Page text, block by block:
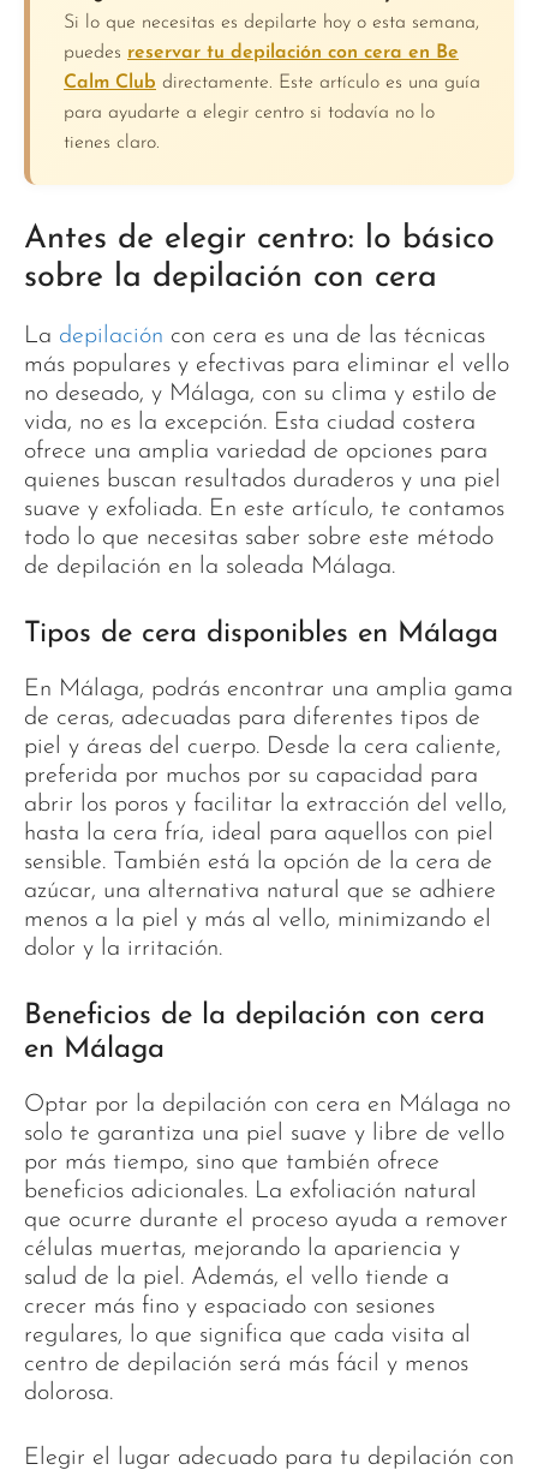
Si lo que necesitas es depilarte hoy o esta semana,
puedes reservar tu depilación con cera en Be
Calm Club directamente. Este artículo es una guía
para ayudarte a elegir centro si todavía no lo
tienes claro.
Antes de elegir centro: lo básico
sobre la depilación con cera
La depilación con cera es una de las técnicas
más populares y efectivas para eliminar el vello
no deseado, y Málaga, con su clima y estilo de
vida, no es la excepción. Esta ciudad costera
ofrece una amplia variedad de opciones para
quienes buscan resultados duraderos y una piel
suave y exfoliada. En este artículo, te contamos
todo lo que necesitas saber sobre este método
de depilación en la soleada Málaga.
Tipos de cera disponibles en Málaga
En Málaga, podrás encontrar una amplia gama
de ceras, adecuadas para diferentes tipos de
piel y áreas del cuerpo. Desde la cera caliente,
preferida por muchos por su capacidad para
abrir los poros y facilitar la extracción del vello,
hasta la cera fría, ideal para aquellos con piel
sensible. También está la opción de la cera de
azúcar, una alternativa natural que se adhiere
menos a la piel y más al vello, minimizando el
dolor y la irritación.
Beneficios de la depilación con cera
en Málaga
Optar por la depilación con cera en Málaga no
solo te garantiza una piel suave y libre de vello
por más tiempo, sino que también ofrece
beneficios adicionales. La exfoliación natural
que ocurre durante el proceso ayuda a remover
células muertas, mejorando la apariencia y
salud de la piel. Además, el vello tiende a
crecer más fino y espaciado con sesiones
regulares, lo que significa que cada visita al
centro de depilación será más fácil y menos
dolorosa.
Elegir el lugar adecuado para tu depilación con